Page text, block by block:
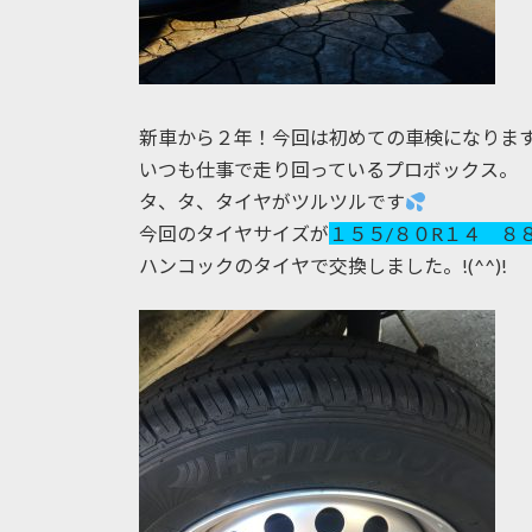
新車から２年！今回は初めての車検になります
いつも仕事で走り回っているプロボックス。
タ、タ、タイヤがツルツルです
今回のタイヤサイズが １５５/８０R１４ ８
ハンコックのタイヤで交換しました。!(^^)!